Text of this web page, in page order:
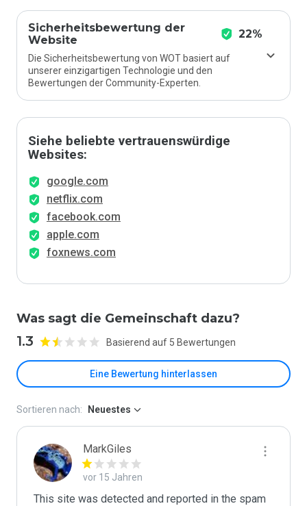
Sicherheitsbewertung der
Website
22%
Die Sicherheitsbewertung von WOT basiert auf
unserer einzigartigen Technologie und den
Bewertungen der Community-Experten.
Siehe beliebte vertrauenswürdige
Websites:
google.com
netflix.com
facebook.com
apple.com
foxnews.com
Was sagt die Gemeinschaft dazu?
1.3 Basierend auf 5 Bewertungen
Eine Bewertung hinterlassen
Sortieren nach: Neuestes
MarkGiles
vor 15 Jahren
This site was detected and reported in the spam